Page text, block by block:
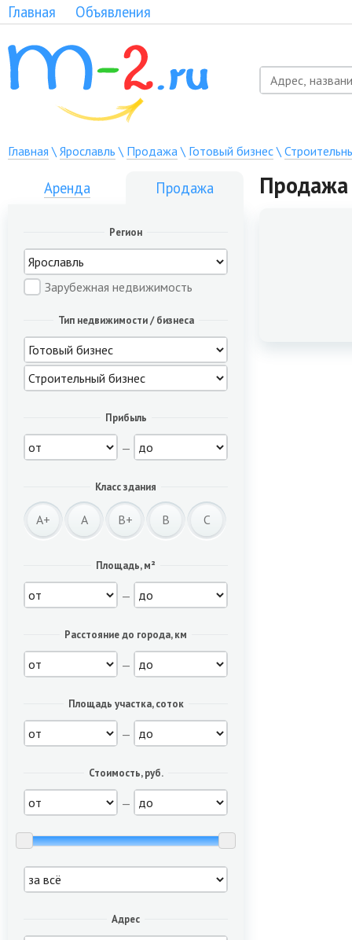
Главная Объявления
Главная \ Ярославль \ Продажа\ Готовый бизнес\
Аренда Продажа
Регион
Зарубежная недвижимость
Тип недвижимости / бизнеса
Прибыль
—
Класс здания
A+ A B+ B C
Площадь, м²
—
Расстояние до города, км
—
Площадь участка, соток
—
Стоимость, руб.
—
Адрес
Продажа